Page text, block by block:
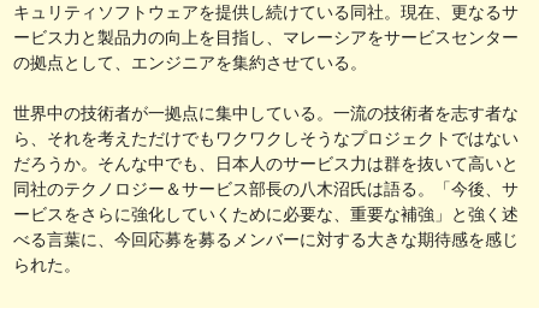
キュリティソフトウェアを提供し続けている同社。現在、更なるサ
ービス力と製品力の向上を目指し、マレーシアをサービスセンター
の拠点として、エンジニアを集約させている。
世界中の技術者が一拠点に集中している。一流の技術者を志す者な
ら、それを考えただけでもワクワクしそうなプロジェクトではない
だろうか。そんな中でも、日本人のサービス力は群を抜いて高いと
同社のテクノロジー＆サービス部長の八木沼氏は語る。「今後、サ
ービスをさらに強化していくために必要な、重要な補強」と強く述
べる言葉に、今回応募を募るメンバーに対する大きな期待感を感じ
られた。